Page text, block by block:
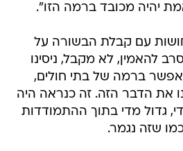
יהיה מכובד ברמה הזו".
עם קבלת הבשורה על
להאמין, לא מקבל, ניסינו
ברמה של בתי חולים,
את הדבר הזה. זה כנראה היה
גדול מדי בתוך ההתמודדות
שזה נגמר.